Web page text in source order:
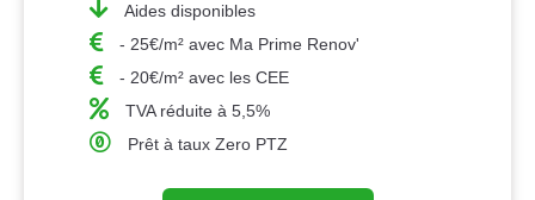
Aides disponibles
- 25€/m² avec Ma Prime Renov'
- 20€/m² avec les CEE
TVA réduite à 5,5%
Prêt à taux Zero PTZ